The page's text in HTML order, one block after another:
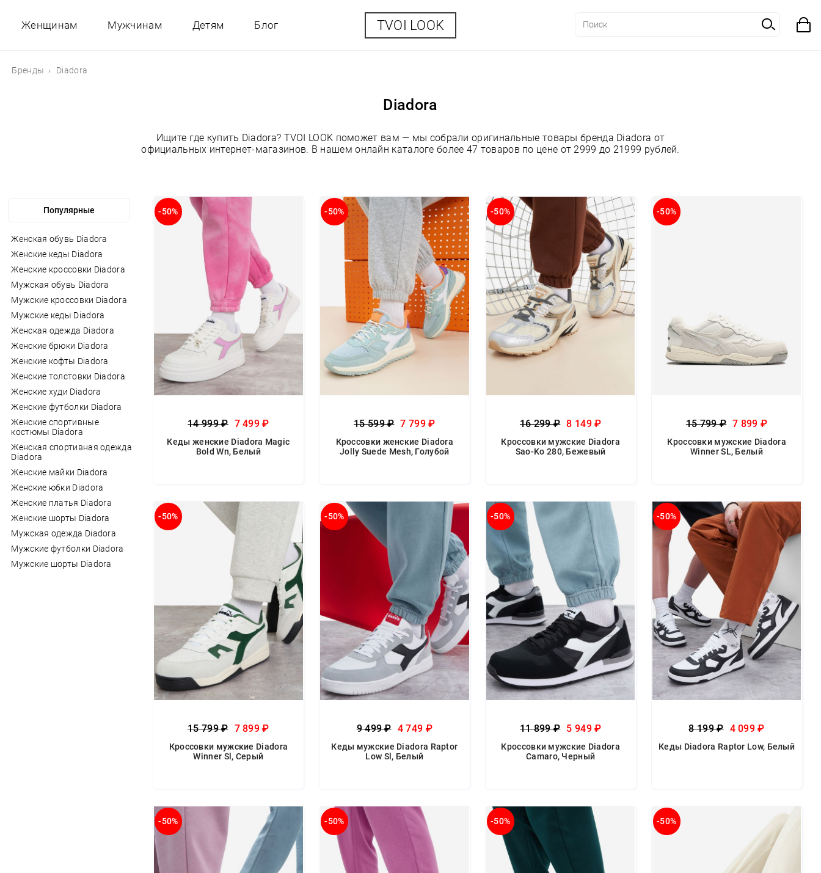
Женщинам Мужчинам Детям Блог TVOI LOOK
Бренды Diadora
Diadora
Ищите где купить Diadora? TVOI LOOK поможет вам — мы собрали оригинальные товары бренда Diadora от
официальных интернет-магазинов. В нашем онлайн каталоге более 47 товаров по цене от 2999 до 21999 рублей.
Женская обувь Diadora
Женские кеды Diadora
Женские кроссовки Diadora
Мужская обувь Diadora
Мужские кроссовки Diadora
Мужские кеды Diadora
Женская одежда Diadora
Женские брюки Diadora
Женские кофты Diadora
Женские толстовки Diadora
Женские худи Diadora
Женские футболки Diadora
Женские спортивные
костюмы Diadora
Женская спортивная одежда
Diadora
Женские майки Diadora
Женские юбки Diadora
Женские платья Diadora
Женские шорты Diadora
Мужская одежда Diadora
Мужские футболки Diadora
Мужские шорты Diadora
-50%
14 999 ₽ 7 499 ₽
Кеды женские Diadora Magic
Bold Wn, Белый
-50%
15 599 ₽ 7 799 ₽
Кроссовки женские Diadora
Jolly Suede Mesh, Голубой
-50%
16 299 ₽ 8 149 ₽
Кроссовки мужские Diadora
Sao-Ko 280, Бежевый
-50%
15 799 ₽ 7 899 ₽
Кроссовки мужские Diadora
Winner SL, Белый
-50%
15 799 ₽ 7 899 ₽
Кроссовки мужские Diadora
Winner Sl, Серый
-50%
9 499 ₽ 4 749 ₽
Кеды мужские Diadora Raptor
Low Sl, Белый
-50%
11 899 ₽ 5 949 ₽
Кроссовки мужские Diadora
Camaro, Черный
-50%
8 199 ₽ 4 099 ₽
Кеды Diadora Raptor Low, Белый
-50% -50% -50% -50%